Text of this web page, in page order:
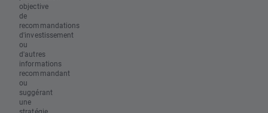
objective
de
recommandations
d'investissement
ou
d'autres
informations
recommandant
ou
suggérant
une